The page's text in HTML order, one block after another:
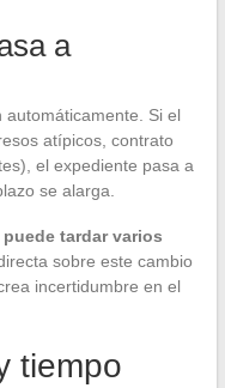
a
automáticamente. Si el
atípicos, contrato
el expediente pasa a
se alarga.
tardar varios
sobre este cambio
incertidumbre en el
tiempo